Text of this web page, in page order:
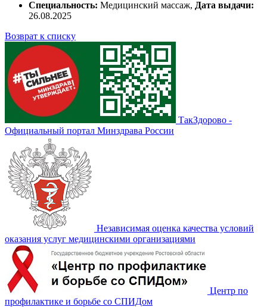
Специальность: Медицинский массаж, Дата выдачи:
26.08.2025
Возврат к списку
ТакЗдорово -
Официальный портал Минздрава России
Независимая оценка качества условий
оказания услуг медицинскими организациями
Центр по
профилактике и борьбе со СПИДом